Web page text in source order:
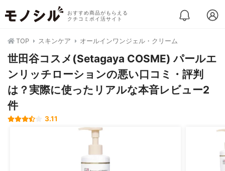
おすすめ商品がもらえる
クチコミポイ活サイト
TOP スキンケア オールインワンジェル・クリーム
世田谷コスメ(Setagaya COSME) パールエ
ンリッチローションの悪い口コミ・評判
は？実際に使ったリアルな本音レビュー2
件
3.11